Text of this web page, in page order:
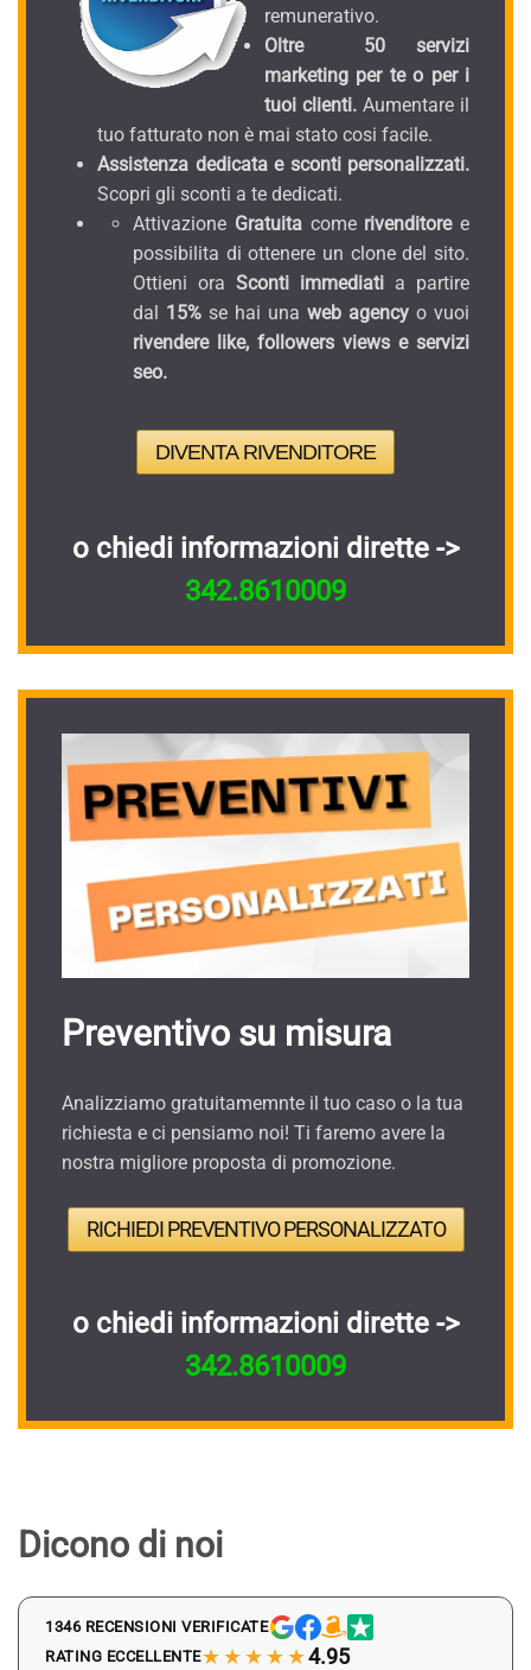
remunerativo.
Oltre 50 servizi
marketing per te o per i
tuoi clienti. Aumentare il
tuo fatturato non è mai stato cosi facile.
Assistenza dedicata e sconti personalizzati.
Scopri gli sconti a te dedicati.
Attivazione Gratuitacomerivenditoree
possibilita di ottenere un clone del sito.
Ottieni ora Sconti immediati a partire
dal 15% se hai una web agency o vuoi
rivendere like, followers views e servizi
seo.
DIVENTA RIVENDITORE
o chiedi informazioni dirette ->
342.8610009
Preventivo su misura
Analizziamo gratuitamemnte il tuo caso o la tua
richiesta e ci pensiamo noi! Ti faremo avere la
nostra migliore proposta di promozione.
RICHIEDI PREVENTIVO PERSONALIZZATO
o chiedi informazioni dirette ->
342.8610009
Dicono di noi
1346 RECENSIONI VERIFICATE
RATING ECCELLENTE★★★★★4.95